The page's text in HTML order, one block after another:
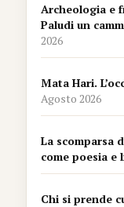
Archeologia e
Paludi un
2026
Mata Hari.
Agosto 2026
La scomparsa
come poesia e
Chi si prende